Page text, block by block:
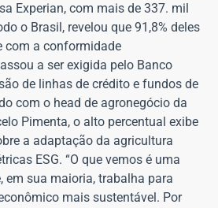
Experian, com mais de 337. mil
o Brasil, revelou que 91,8% deles
com a conformidade
a ser exigida pelo Banco
de linhas de crédito e fundos de
com o head de agronegócio da
Pimenta, o alto percentual exibe
a adaptação da agricultura
ESG. “O que vemos é uma
em sua maioria, trabalha para
mais sustentável. Por